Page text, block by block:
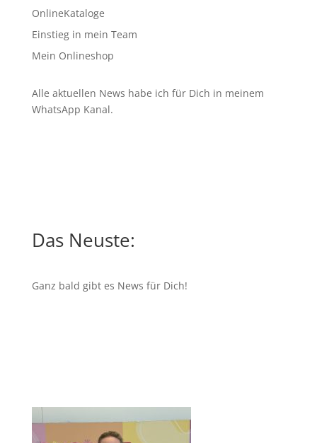
OnlineKataloge
Einstieg in mein Team
Mein Onlineshop
Alle aktuellen News habe ich für Dich in meinem
WhatsApp Kanal.
Das Neuste:
Ganz bald gibt es News für Dich!